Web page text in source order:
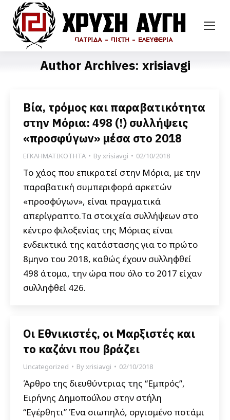
Author Archives: xrisiavgi
Βία, τρόμος και παραβατικότητα
στην Μόρια: 498 (!) συλλήψεις
«προσφύγων» μέσα στο 2018
ΕΓΚΛΗΜΑΤΙΚΟΤΗΤΑ Byxrisiavgi 02/10/2018
Το χάος που επικρατεί στην Μόρια, με την
παραβατική συμπεριφορά αρκετών
«προσφύγων», είναι πραγματικά
απερίγραπτο.Τα στοιχεία συλλήψεων στο
κέντρο φιλοξενίας της Μόριας είναι
ενδεικτικά της κατάστασης για το πρώτο
8μηνο του 2018, καθώς έχουν συλληφθεί
498 άτομα, την ώρα που όλο το 2017 είχαν
συλληφθεί 426.
Οι Εθνικιστές, οι Μαρξιστές και
το καζάνι που βράζει
Uncategorized Byxrisiavgi 02/10/2018
Άρθρο της διευθύντριας της “Εμπρός”,
Ειρήνης Δημοπούλου στην στήλη
“Εγέρθητι” Ένα σιωπηλό, οργισμένο ποτάμι